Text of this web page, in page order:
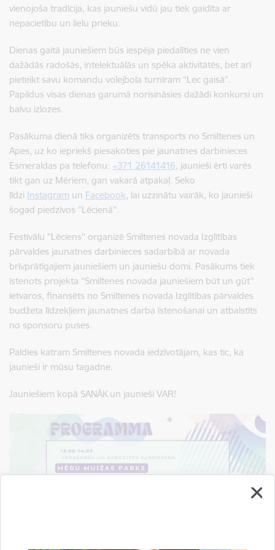
vienojoša tradīcija, kas jauniešu vidū jau tiek gaidīta ar
nepacietību un lielu prieku.
Dienas gaitā jauniešiem būs iespēja piedalīties ne vien
dažādās radošās, intelektuālās un spēka aktivitātēs, bet arī
pieteikt savu komandu volejbola turnīram “Lec gaisā”.
Papildus visas dienas garumā norisināsies dažādi konkursi un
balvu izlozes.
Pasākuma dienā tiks organizēts transports no Smiltenes un
Apes, uz ko iepriekš piesakoties pie jaunatnes darbinieces
Esmeraldas pa telefonu: +371 26141416, jaunieši ērti varēs
tikt gan uz Mēriem, gan vakarā atpakaļ. Seko
līdzi Instagram un Facebook, lai uzzinātu vairāk, ko jaunieši
šogad piedzīvos "Lēcienā''.
Festivālu ''Lēciens'' organizē Smiltenes novada Izglītības
pārvaldes jaunatnes darbinieces sadarbībā ar novada
brīvprātīgajiem jauniešiem un jauniešu domi. Pasākums tiek
īstenots projekta “Smiltenes novada jauniešiem būt un gūt”
ietvaros, finansēts no Smiltenes novada Izglītības pārvaldes
budžeta līdzekļiem jaunatnes darba īstenošanai un atbalstīts
no sponsoru puses.
Paldies katram Smiltenes novada iedzīvotājam, kas tic, ka
jaunieši ir mūsu tagadne.
Jauniešiem kopā SANĀK un jaunieši VAR!